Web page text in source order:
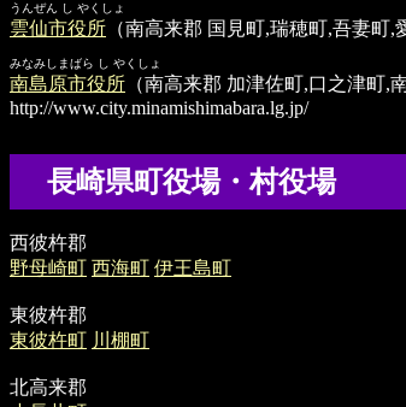
うんぜん し やくしょ
雲仙市役所 （南高来郡 国見町,瑞穂町,吾妻
みなみしまばら し やくしょ
南島原市役所 （南高来郡 加津佐町,口之津町
http://www.city.minamishimabara.lg.jp/
長崎県町役場・村役場
西彼杵郡
野母崎町 西海町 伊王島町
東彼杵郡
東彼杵町 川棚町
北高来郡